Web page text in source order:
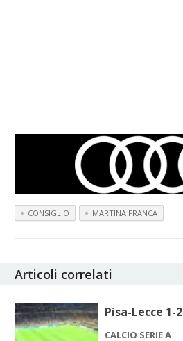
CONSIGLIO MARTINA FRANCA
Articoli correlati
Pisa-Lecce 1-2
CALCIO SERIE A